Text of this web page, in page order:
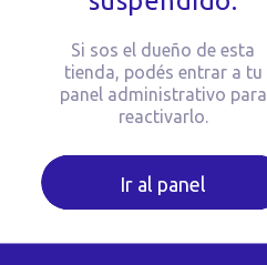
Si sos el dueño de esta
tienda, podés entrar a tu
panel administrativo para
reactivarlo.
Ir al panel